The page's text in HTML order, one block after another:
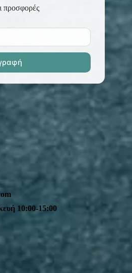
προσφορές
10:00-15:00